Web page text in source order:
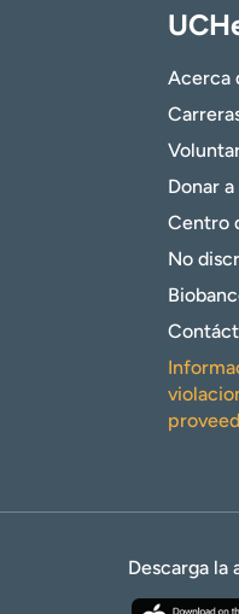
Acerca
Donar
Centro
No
Descarga la